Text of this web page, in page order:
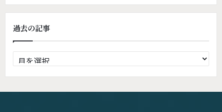
過去の記事
去
の